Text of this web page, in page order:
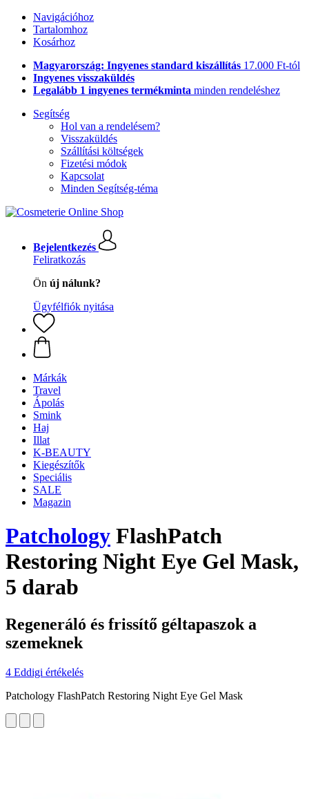
Navigációhoz
Tartalomhoz
Kosárhoz
Magyarország: Ingyenes standard kiszállítás 17.000 Ft-tól
Ingyenes visszaküldés
Legalább 1 ingyenes termékminta minden rendeléshez
Segítség
Hol van a rendelésem?
Visszaküldés
Szállítási költségek
Fizetési módok
Kapcsolat
Minden Segítség-téma
Bejelentkezés
Feliratkozás
Ön új nálunk?
Ügyfélfiók nyitása
Márkák
Travel
Ápolás
Smink
Haj
Illat
K-BEAUTY
Kiegészítők
Speciális
SALE
Magazin
Patchology FlashPatch
Restoring Night Eye Gel Mask,
5 darab
Regeneráló és frissítő géltapaszok a
szemeknek
4 Eddigi értékelés
Patchology FlashPatch Restoring Night Eye Gel Mask